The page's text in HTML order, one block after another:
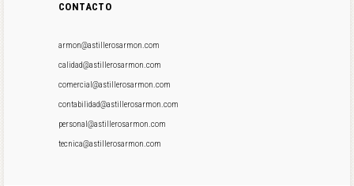
CONTACTO
armon@astillerosarmon.com
calidad@astillerosarmon.com
comercial@astillerosarmon.com
contabilidad@astillerosarmon.com
personal@astillerosarmon.com
tecnica@astillerosarmon.com